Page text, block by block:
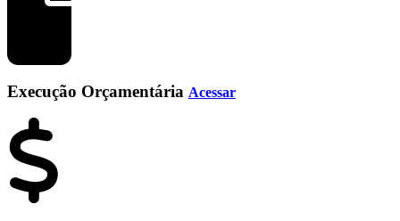
Execução Orçamentária Acessar